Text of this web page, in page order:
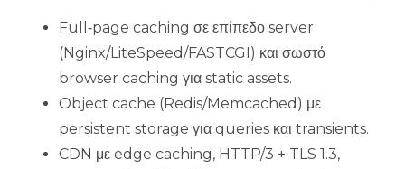
Full‑page caching σε επίπεδο server
(Nginx/LiteSpeed/FASTCGI) και σωστό
browser caching για static assets.
Object cache (Redis/Memcached) με
persistent storage για queries και transients.
CDN με edge caching, HTTP/3 + TLS 1.3,